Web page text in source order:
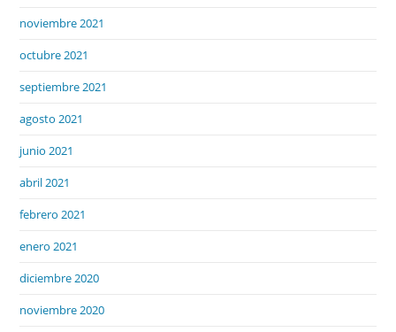
noviembre 2021
octubre 2021
septiembre 2021
agosto 2021
junio 2021
abril 2021
febrero 2021
enero 2021
diciembre 2020
noviembre 2020